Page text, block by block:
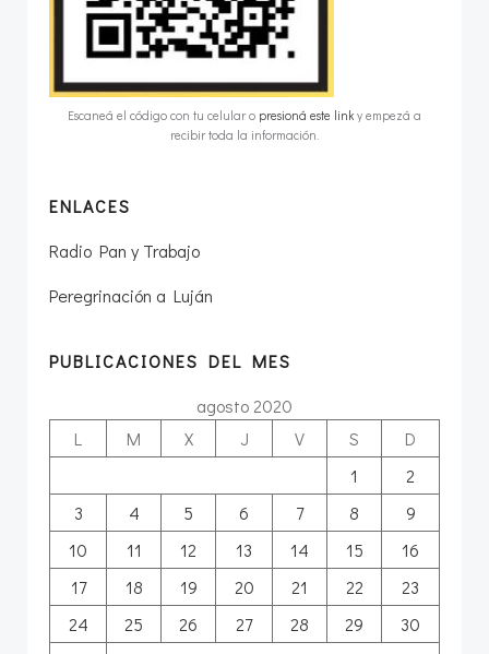
Escaneá el código con tu celular o presioná este link y empezá a
recibir toda la información.
ENLACES
Radio Pan y Trabajo
Peregrinación a Luján
PUBLICACIONES DEL MES
agosto 2020
L
M X J V S
D
1
2
3
4 5 6 7 8
9
10
11 12 13 14 15
16
17
18 19 20 21 22
23
24
25 26 27 28 29
30